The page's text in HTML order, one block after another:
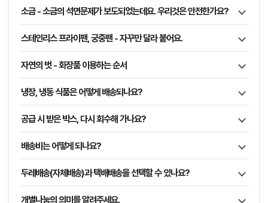
소금 - 소금의 석면문제가 보도되었는데요. 우리것은 안전한가요?
스테인리스 프라이팬, 궁중팬 - 자꾸만 달라 붙어요.
자연의 벗 - 화장품 이용하는 순서
냉장, 냉동 식품은 어떻게 배송되나요?
공급 시 받은 박스, 다시 회수해 가나요?
배송비는 어떻게 되나요?
두레배송(자체배송)과 택배배송을 선택할 수 있나요?
개별나눔의 의미를 알려주세요.